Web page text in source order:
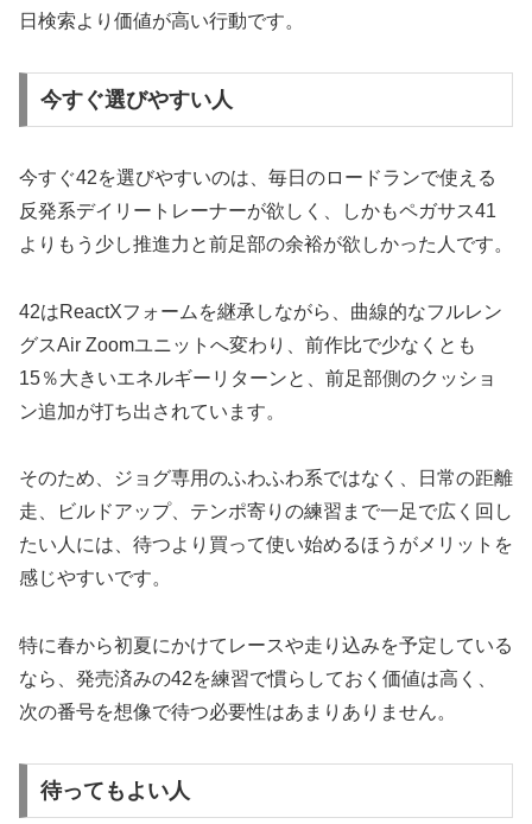
日検索より価値が高い行動です。
今すぐ選びやすい人
今すぐ42を選びやすいのは、毎日のロードランで使える
反発系デイリートレーナーが欲しく、しかもペガサス41
よりもう少し推進力と前足部の余裕が欲しかった人です。
42はReactXフォームを継承しながら、曲線的なフルレン
グスAir Zoomユニットへ変わり、前作比で少なくとも
15％大きいエネルギーリターンと、前足部側のクッショ
ン追加が打ち出されています。
そのため、ジョグ専用のふわふわ系ではなく、日常の距離
走、ビルドアップ、テンポ寄りの練習まで一足で広く回し
たい人には、待つより買って使い始めるほうがメリットを
感じやすいです。
特に春から初夏にかけてレースや走り込みを予定している
なら、発売済みの42を練習で慣らしておく価値は高く、
次の番号を想像で待つ必要性はあまりありません。
待ってもよい人